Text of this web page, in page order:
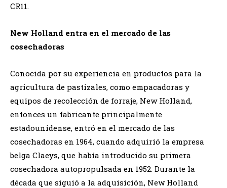
CR11.
New Holland entra en el mercado de las
cosechadoras
Conocida por su experiencia en productos para la
agricultura de pastizales, como empacadoras y
equipos de recolección de forraje, New Holland,
entonces un fabricante principalmente
estadounidense, entró en el mercado de las
cosechadoras en 1964, cuando adquirió la empresa
belga Claeys, que había introducido su primera
cosechadora autopropulsada en 1952. Durante la
década que siguió a la adquisición, New Holland